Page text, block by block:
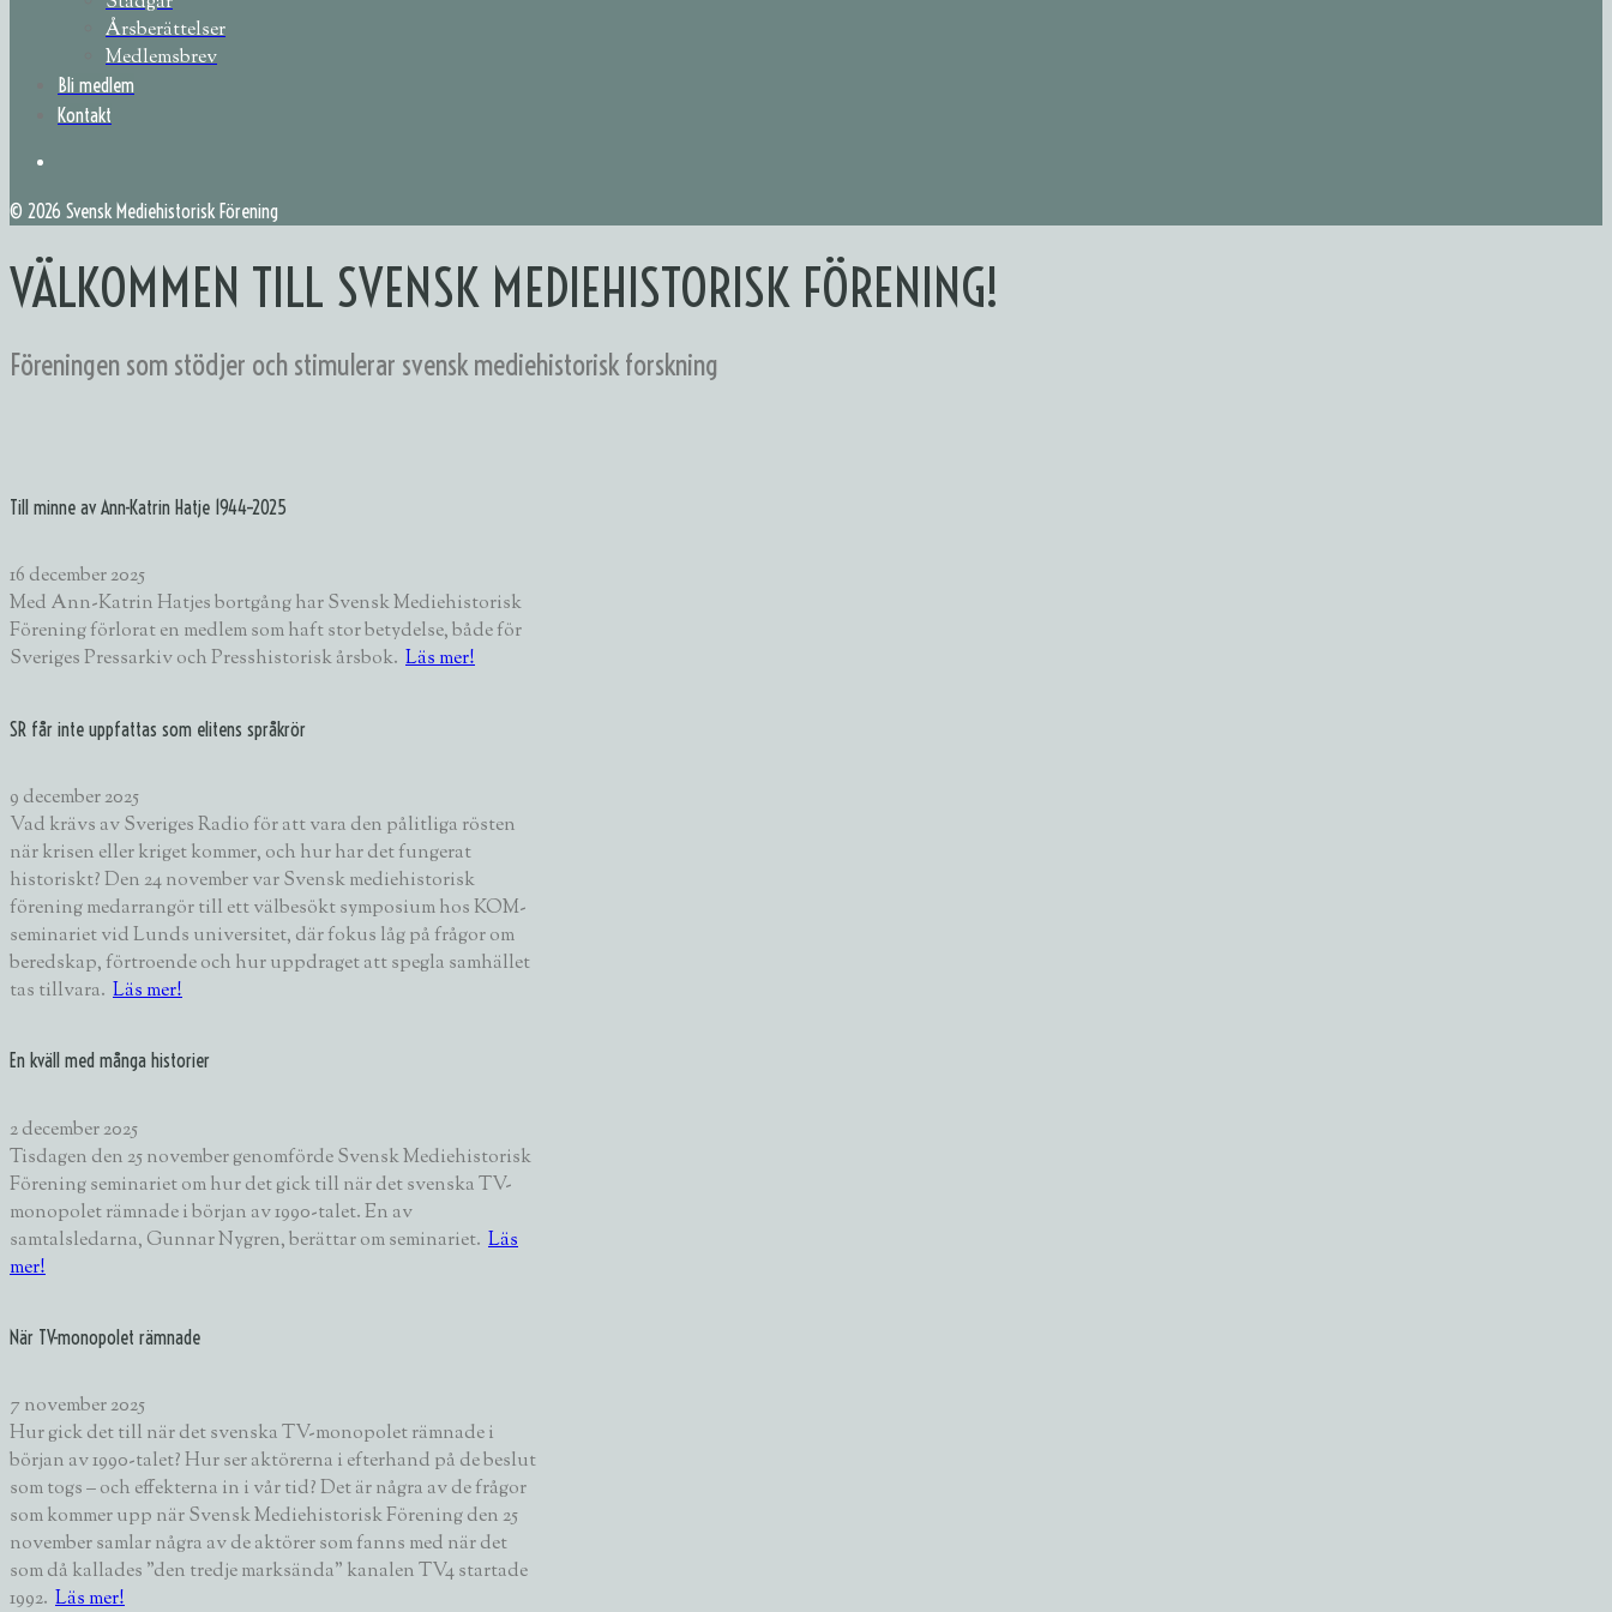
Årsberättelser
Medlemsbrev
Bli medlem
Kontakt
© 2026 Svensk Mediehistorisk Förening
VÄLKOMMEN TILL SVENSK MEDIEHISTORISK FÖRENING!
Föreningen som stödjer och stimulerar svensk mediehistorisk forskning
Till minne av Ann-Katrin Hatje 1944–2025
16 december 2025
Med Ann-Katrin Hatjes bortgång har Svensk Mediehistorisk
Förening förlorat en medlem som haft stor betydelse, både för
Sveriges Pressarkiv och Presshistorisk årsbok. Läs mer!
SR får inte uppfattas som elitens språkrör
9 december 2025
Vad krävs av Sveriges Radio för att vara den pålitliga rösten
när krisen eller kriget kommer, och hur har det fungerat
historiskt? Den 24 november var Svensk mediehistorisk
förening medarrangör till ett välbesökt symposium hos KOM-
seminariet vid Lunds universitet, där fokus låg på frågor om
beredskap, förtroende och hur uppdraget att spegla samhället
tas tillvara. Läs mer!
En kväll med många historier
2 december 2025
Tisdagen den 25 november genomförde Svensk Mediehistorisk
Förening seminariet om hur det gick till när det svenska TV-
monopolet rämnade i början av 1990-talet. En av
samtalsledarna, Gunnar Nygren, berättar om seminariet. Läs
mer!
När TV-monopolet rämnade
7 november 2025
Hur gick det till när det svenska TV-monopolet rämnade i
början av 1990-talet? Hur ser aktörerna i efterhand på de beslut
som togs – och effekterna in i vår tid? Det är några av de frågor
som kommer upp när Svensk Mediehistorisk Förening den 25
november samlar några av de aktörer som fanns med när det
som då kallades ”den tredje marksända” kanalen TV4 startade
1992. Läs mer!